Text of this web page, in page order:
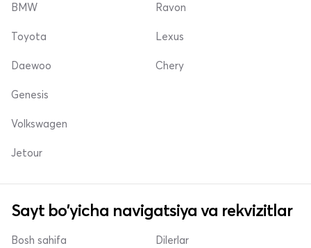
BMW
Toyota
Daewoo
Ravon
Lexus
Chery
Genesis
Volkswagen
Jetour
Sayt bo'yicha navigatsiya va rekvizitlar
Bosh sahifa Dilerlar